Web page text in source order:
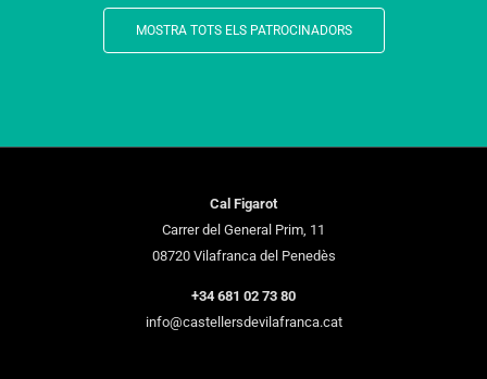
MOSTRA TOTS ELS PATROCINADORS
Cal Figarot
Carrer del General Prim, 11
08720 Vilafranca del Penedès
+34 681 02 73 80
info@castellersdevilafranca.cat